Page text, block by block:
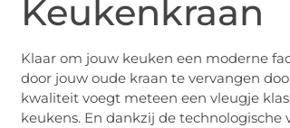
Keukenkraan
Klaar om jouw keuken een moderne
door jouw oude kraan te vervangen
kwaliteit voegt meteen een vleugje
keukens. En dankzij de